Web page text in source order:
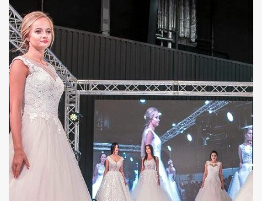
POKAZ MODY W CENTRUM HANDLOWYM